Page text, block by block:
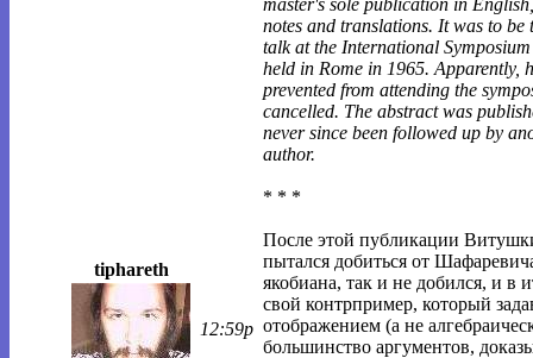
tiphareth
12:59p
master's sole publication in
notes and translations. It was to be
talk at the International
held in Rome in 1965. Apparently,
prevented from attending the
cancelled. The abstract was
never since been followed up by
author.
* * *
После этой публикации
пытался добиться от
якобиана, так и не добился, и в
свой контрпример, который
отображением (а не
большинство аргументов,